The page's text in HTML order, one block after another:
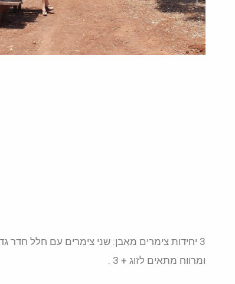
3 יחידות צימרים מאבן: שני צימרים עם חלל חדר
ומרווח מתאים לזוג + 3 .